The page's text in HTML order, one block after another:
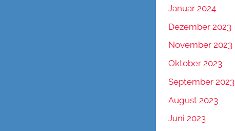
Januar 2024
Dezember 2023
November 2023
Oktober 2023
September 2023
August 2023
Juni 2023